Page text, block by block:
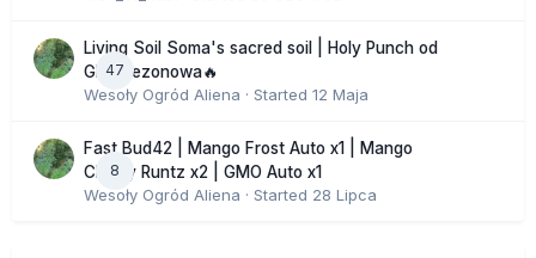
47
Living Soil Soma's sacred soil | Holy Punch od
GHS sezonowa🔥
Wesoły Ogród Aliena · Started 12 Maja
8
Fast Bud42 | Mango Frost Auto x1 | Mango
Cherry Runtz x2 | GMO Auto x1
Wesoły Ogród Aliena · Started 28 Lipca